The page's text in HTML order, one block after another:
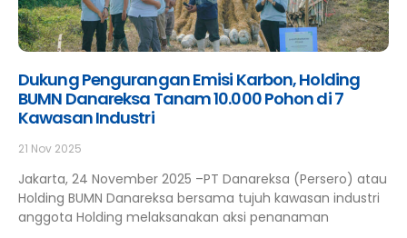
Dukung Pengurangan Emisi Karbon, Holding
BUMN Danareksa Tanam 10.000 Pohon di 7
Kawasan Industri
21 Nov 2025
Jakarta, 24 November 2025 –PT Danareksa (Persero) atau
Holding BUMN Danareksa bersama tujuh kawasan industri
anggota Holding melaksanakan aksi penanaman